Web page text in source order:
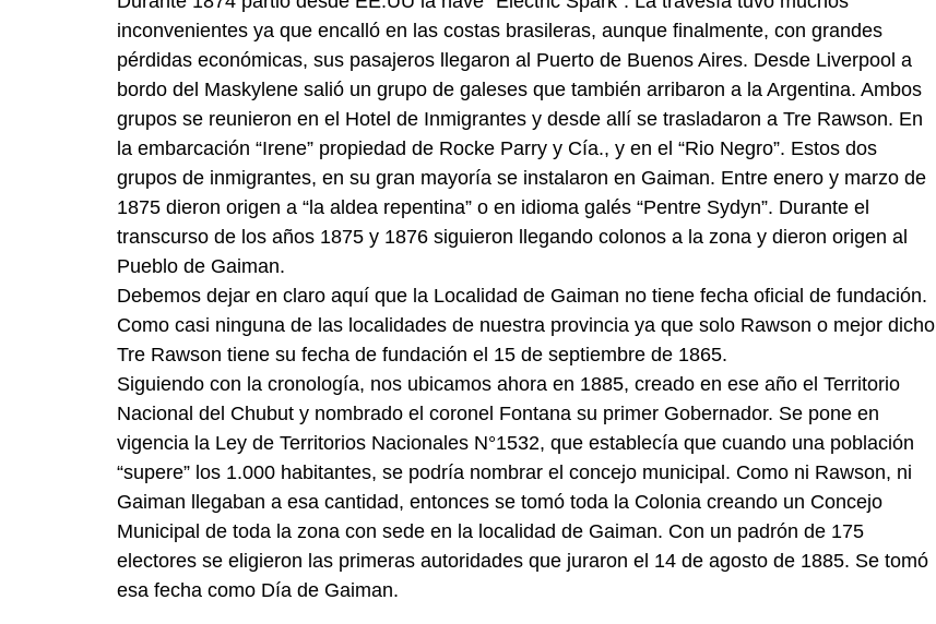
inconvenientes ya que encalló en las costas brasileras, aunque finalmente, con grandes
pérdidas económicas, sus pasajeros llegaron al Puerto de Buenos Aires. Desde Liverpool a
bordo del Maskylene salió un grupo de galeses que también arribaron a la Argentina. Ambos
grupos se reunieron en el Hotel de Inmigrantes y desde allí se trasladaron a Tre Rawson. En
la embarcación “Irene” propiedad de Rocke Parry y Cía., y en el “Rio Negro”. Estos dos
grupos de inmigrantes, en su gran mayoría se instalaron en Gaiman. Entre enero y marzo de
1875 dieron origen a “la aldea repentina” o en idioma galés “Pentre Sydyn”. Durante el
transcurso de los años 1875 y 1876 siguieron llegando colonos a la zona y dieron origen al
Pueblo de Gaiman.
Debemos dejar en claro aquí que la Localidad de Gaiman no tiene fecha oficial de fundación.
Como casi ninguna de las localidades de nuestra provincia ya que solo Rawson o mejor dicho
Tre Rawson tiene su fecha de fundación el 15 de septiembre de 1865.
Siguiendo con la cronología, nos ubicamos ahora en 1885, creado en ese año el Territorio
Nacional del Chubut y nombrado el coronel Fontana su primer Gobernador. Se pone en
vigencia la Ley de Territorios Nacionales N°1532, que establecía que cuando una población
“supere” los 1.000 habitantes, se podría nombrar el concejo municipal. Como ni Rawson, ni
Gaiman llegaban a esa cantidad, entonces se tomó toda la Colonia creando un Concejo
Municipal de toda la zona con sede en la localidad de Gaiman. Con un padrón de 175
electores se eligieron las primeras autoridades que juraron el 14 de agosto de 1885. Se tomó
esa fecha como Día de Gaiman.